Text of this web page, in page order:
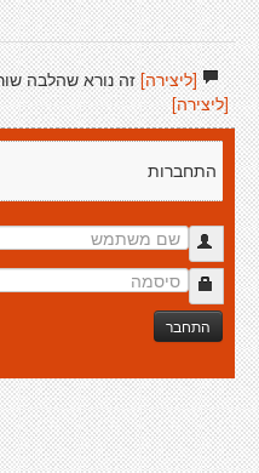
[ליצירה]זה נורא שהלבה
[ליצירה]
התחברות
התחבר